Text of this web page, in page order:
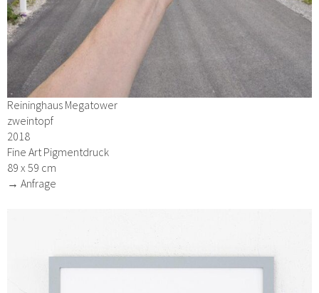
Reininghaus Megatower
zweintopf
2018
Fine Art Pigmentdruck
89 x 59 cm
→ Anfrage